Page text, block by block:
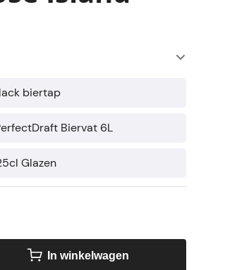
biertap
Biervat 6L
Glazen
In winkelwagen